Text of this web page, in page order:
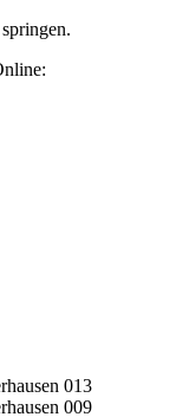
springen.